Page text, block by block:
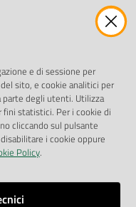
e di sessione per
sito, e cookie analitici per
degli utenti. Utilizza
statistici. Per i cookie di
cliccando sul pulsante
i cookie oppure
Policy.